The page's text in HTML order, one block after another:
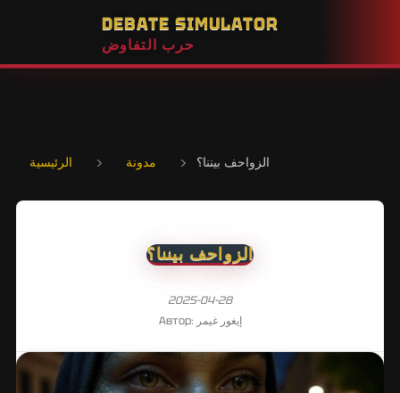
DEBATE SIMULATOR
حرب التفاوض
الرئيسية › مدونة › الزواحف بيننا؟
الزواحف بيننا؟
2025-04-28
Автор: إيغور غيمر